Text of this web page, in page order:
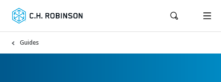
Guides